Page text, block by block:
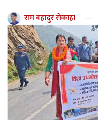
राम बहादुर रोकाहा